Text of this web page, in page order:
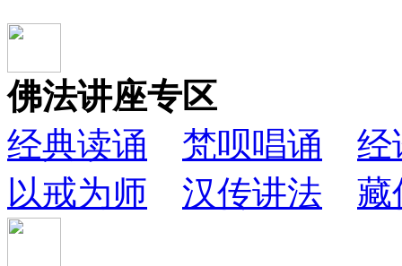
佛法讲座专区
经典读诵
梵呗唱诵
经
以戒为师
汉传讲法 藏